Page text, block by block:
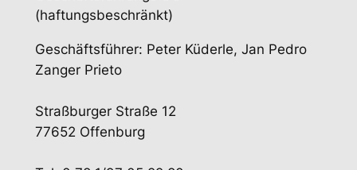
(haftungsbeschränkt)
Geschäftsführer: Peter Küderle, Jan Pedro
Zanger Prieto
Straßburger Straße 12
77652 Offenburg